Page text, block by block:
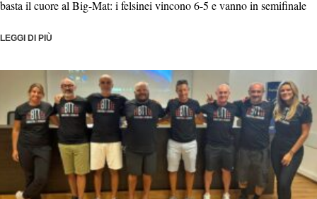
basta il cuore al Big-Mat: i felsinei vincono 6-5 e vanno in semifinale
LEGGI DI PIÙ